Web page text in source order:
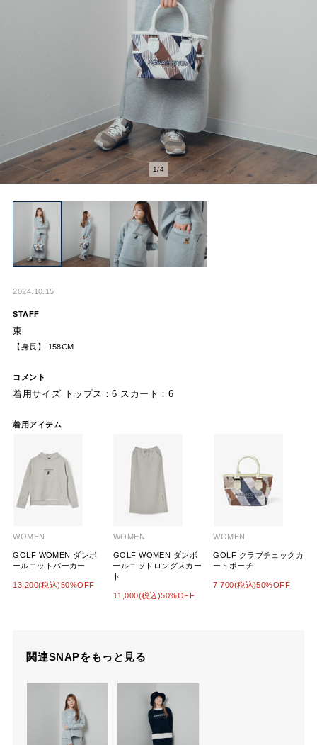
1/4
2024.10.15
STAFF
東
【身長】 158CM
コメント
着用サイズ トップス：6 スカート：6
着用アイテム
WOMEN
GOLF WOMEN ダンボ
ールニットパーカー
13,200(税込)50%OFF
WOMEN
GOLF WOMEN ダンボ
ールニットロングスカー
ト
11,000(税込)50%OFF
WOMEN
GOLF クラブチェックカ
ートポーチ
7,700(税込)50%OFF
関連SNAPをもっと見る